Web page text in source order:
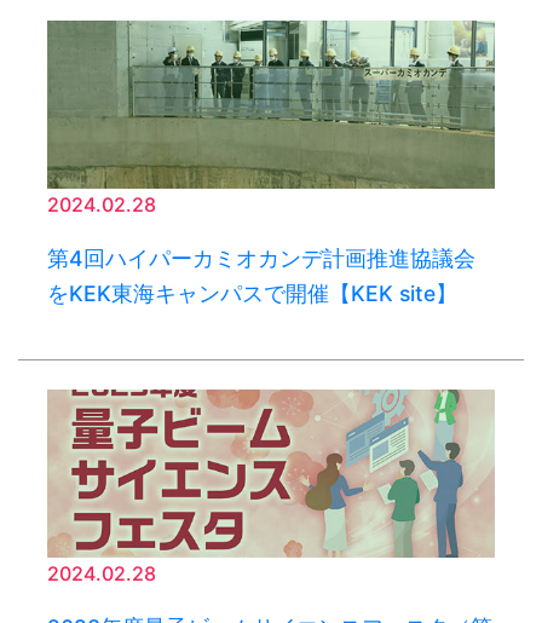
2024.02.28
第4回ハイパーカミオカンデ計画推進協議会
をKEK東海キャンパスで開催【KEK site】
2024.02.28